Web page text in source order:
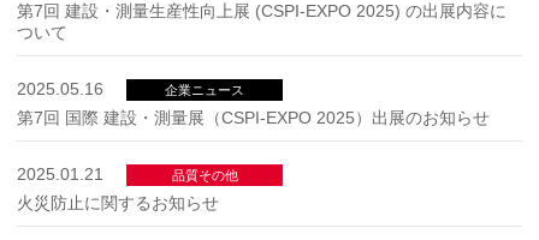
第7回 建設・測量生産性向上展 (CSPI-EXPO 2025) の出展内容に
ついて
2025.05.16 企業ニュース
第7回 国際 建設・測量展（CSPI-EXPO 2025）出展のお知らせ
2025.01.21 品質その他
火災防止に関するお知らせ